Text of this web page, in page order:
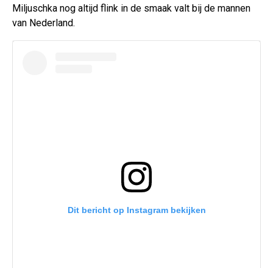
Miljuschka nog altijd flink in de smaak valt bij de mannen
van Nederland.
Dit bericht op Instagram bekijken